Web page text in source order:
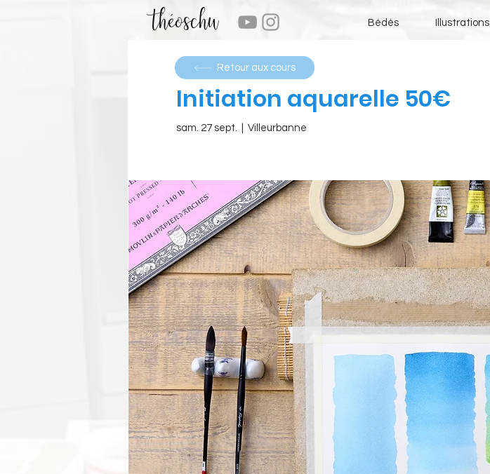
théoschu Bédés Illustrations
Initiation aquarelle 50€
sam. 27 sept. Villeurbanne
Retour aux cours